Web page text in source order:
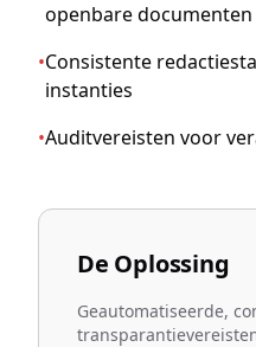
openbare documenten
•Consistente
instanties
•Auditvereisten voor
De Oplossing
Geautomatiseerde,